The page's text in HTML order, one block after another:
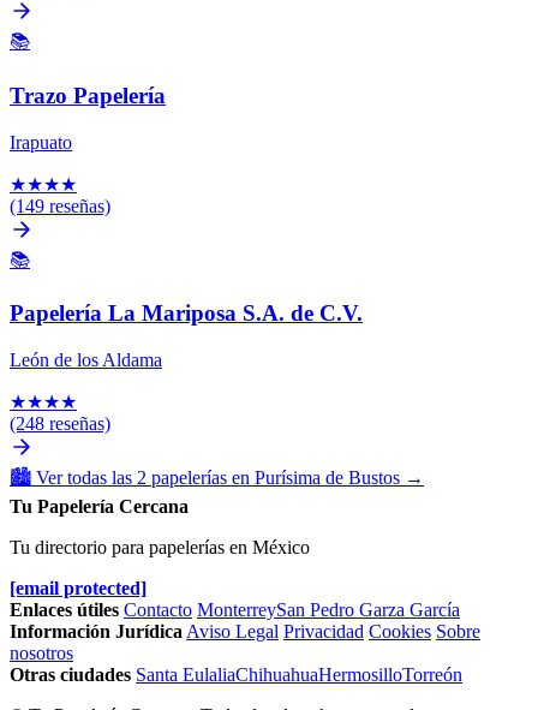
📚
Trazo Papelería
Irapuato
★★★★
(149 reseñas)
📚
Papelería La Mariposa S.A. de C.V.
León de los Aldama
★★★★
(248 reseñas)
🏙️ Ver todas las 2 papelerías en Purísima de Bustos →
Tu Papelería Cercana
Tu directorio para papelerías en México
[email protected]
Enlaces útiles Contacto MonterreySan Pedro Garza García
Información Jurídica Aviso Legal Privacidad Cookies Sobre
nosotros
Otras ciudades Santa EulaliaChihuahuaHermosilloTorreón